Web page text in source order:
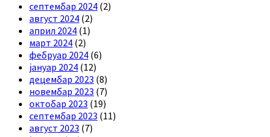
септембар 2024 (2)
август 2024 (2)
април 2024 (1)
март 2024 (2)
фебруар 2024 (6)
јануар 2024 (12)
децембар 2023 (8)
новембар 2023 (7)
октобар 2023 (19)
септембар 2023 (11)
август 2023 (7)